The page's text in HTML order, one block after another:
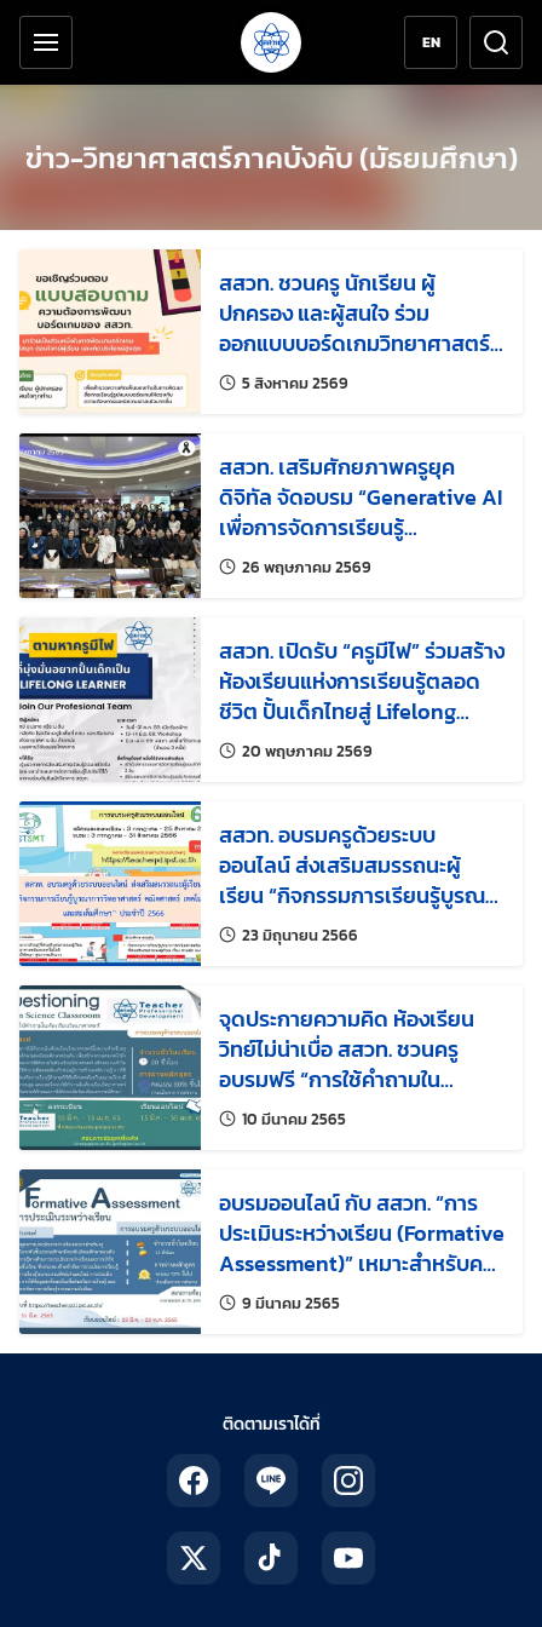
ข้ามไปยังเนื้อหาหลัก
เครื่องมือช่วยเหลือ
EN
ข่าว-วิทยาศาสตร์ภาคบังคับ (มัธยมศึกษา)
สสวท. ชวนครู นักเรียน ผู้
ปกครอง และผู้สนใจ ร่วม
ออกแบบบอร์ดเกมวิทยาศาสตร์
ตอบโจทย์การเรียนรู้ยุคใหม่ให้
5 สิงหาคม 2569แก้ไขล่าสุดเมื่อ:
สสวท. เสริมศักยภาพครูยุค
ดิจิทัล จัดอบรม “Generative AI
เพื่อการจัดการเรียนรู้
วิทยาศาสตร์” รุ่นที่ 2
26 พฤษภาคม 2569แก้ไขล่าสุดเมื่อ:
สสวท. เปิดรับ “ครูมีไฟ” ร่วมสร้าง
ห้องเรียนแห่งการเรียนรู้ตลอด
ชีวิต ปั้นเด็กไทยสู่ Lifelong
Learner
20 พฤษภาคม 2569แก้ไขล่าสุดเมื่อ:
สสวท. อบรมครูด้วยระบบ
ออนไลน์ ส่งเสริมสมรรถนะผู้
เรียน “กิจกรรมการเรียนรู้บูรณา
การวิทยาศาสตร์ คณิตศาสตร์
เทคโนโลยี และสะเต็มศึกษา”
23 มิถุนายน 2566แก้ไขล่าสุดเมื่อ:
จุดประกายความคิด ห้องเรียน
วิทย์ไม่น่าเบื่อ สสวท. ชวนครู
อบรมฟรี “การใช้คำถามใน
ห้องเรียนวิทยาศาสตร์”
10 มีนาคม 2565แก้ไขล่าสุดเมื่อ:
อบรมออนไลน์ กับ สสวท. “การ
ประเมินระหว่างเรียน (Formative
Assessment)” เหมาะสำหรับครู
วิทยาศาสตร์
9 มีนาคม 2565แก้ไขล่าสุดเมื่อ:
ติดตามเราได้ที่